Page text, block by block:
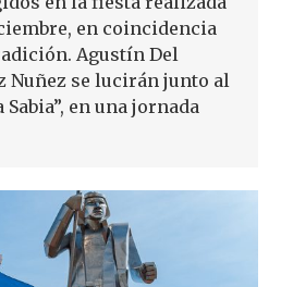
en coincidencia
Agustín Del
Nuñez se lucirán junto al
en una jornada